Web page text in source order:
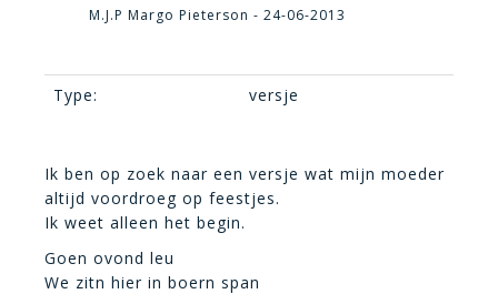
M.J.P Margo Pieterson - 24-06-2013
Type: versje
Ik ben op zoek naar een versje wat mijn moeder
altijd voordroeg op feestjes.
Ik weet alleen het begin.
Goen ovond leu
We zitn hier in boern span